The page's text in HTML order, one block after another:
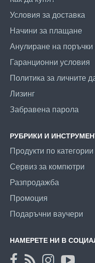
Условия за доставка
Начини за плащане
Анулиране на
Гаранционни условия
Политика за личните
Лизинг
Забравена парола
РУБРИКИ И
Продукти по категории
Сервиз за компютри
Разпродажба
Промоция
Подаръчни ваучери
НАМЕРЕТЕ НИ В